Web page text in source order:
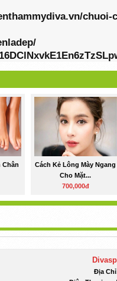
chuoi-
Chân
Cách Kẻ Lông Mày Ngang
Cho Mặt...
700,000đ
Địa